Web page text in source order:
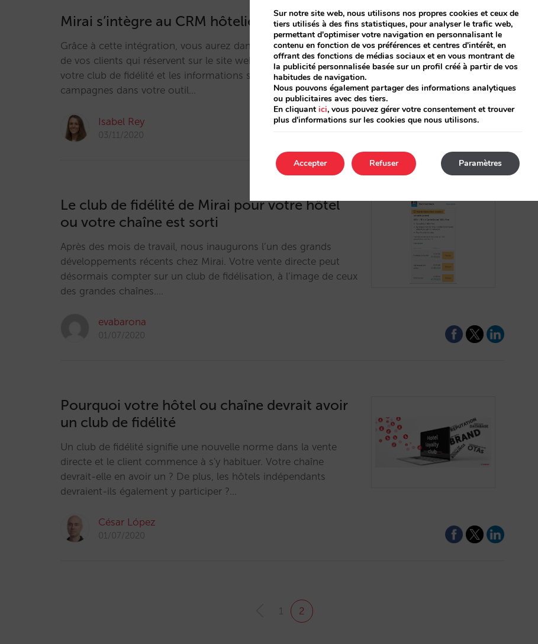
Mirai s’intègre au CRM hôtelier Cendyn
Grâce à cette intégration, vous aurez dans le CRM les données
de vos clients qui réservent sur le site web, les inscriptions à
votre club de fidélité et les informations sur la performance des
campagnes dans votre outil…
Isabel Rey
03/11/2020
Le club de fidélité de Mirai pour votre hôtel
ou votre chaîne est sorti
Après des mois de travail, nous inaugurons l’un des grands
développements récents chez Mirai. Votre vente directe peut
désormais compter sur un club de fidélisation, à l’image de ceux
des grandes chaînes.…
evabarona
01/07/2020
Pourquoi votre hôtel ou chaîne devrait avoir
un club de fidélité
Un club de fidélité signifie une nouvelle norme dans la vente
directe et le client commence à s'y habituer. Votre chaîne
devrait-elle en avoir un ? De plus, les hôtels indépendants
devraient-ils également y participer ?…
César López
01/07/2020
1 2
Sur notre site web, nous utilisons nos propres cookies et ceux de
tiers utilisés à des fins statistiques, pour analyser le trafic web,
permettant d'optimiser votre navigation en personnalisant le
contenu en fonction de vos préférences et centres d'intérêt, en
offrant des fonctions de médias sociaux et en vous montrant de
la publicité personnalisée basée sur un profil créé à partir de vos
habitudes de navigation.
Nous pouvons également partager des informations analytiques
ou publicitaires avec des tiers.
En cliquant ici, vous pouvez gérer votre consentement et trouver
plus d'informations sur les cookies que nous utilisons.
Accepter Paramètres
Refuser